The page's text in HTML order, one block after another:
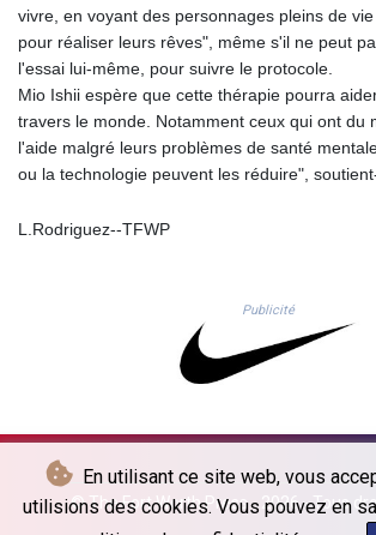
En utilisant ce site web, vous
utilisions des cookies. Vous pouvez en
vivre, en voyant des personnages pleins de
pour réaliser leurs rêves", même s'il ne peut
l'essai lui-même, pour suivre le protocole.
Mio Ishii espère que cette thérapie pourra
travers le monde. Notamment ceux qui ont du
l'aide malgré leurs problèmes de santé
ou la technologie peuvent les réduire",
L.Rodriguez--TFWP
Publicité
© The Fort Worth Press - 2026 - Tous